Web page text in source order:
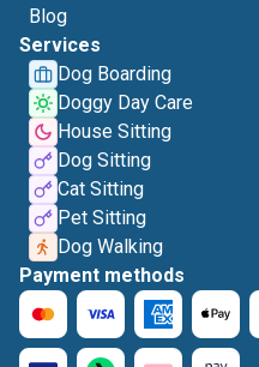
Blog
Services
Dog Boarding
Doggy Day Care
House Sitting
Dog Sitting
Cat Sitting
Pet Sitting
Dog Walking
Payment methods